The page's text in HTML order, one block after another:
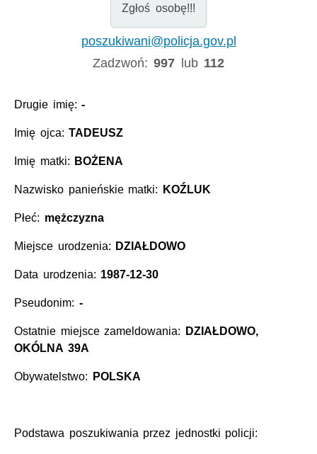
Zgłoś osobę!!!
poszukiwani@policja.gov.pl
Zadzwoń:997 lub 112
Drugie imię:-
Imię ojca:TADEUSZ
Imię matki: BOŻENA
Nazwisko panieńskie matki: KOŹLUK
Płeć: mężczyzna
Miejsce urodzenia: DZIAŁDOWO
Data urodzenia: 1987-12-30
Pseudonim: -
Ostatnie miejsce zameldowania:
DZIAŁDOWO,
OKÓLNA 39A
Obywatelstwo: POLSKA
Podstawa poszukiwania przez jednostki policji: